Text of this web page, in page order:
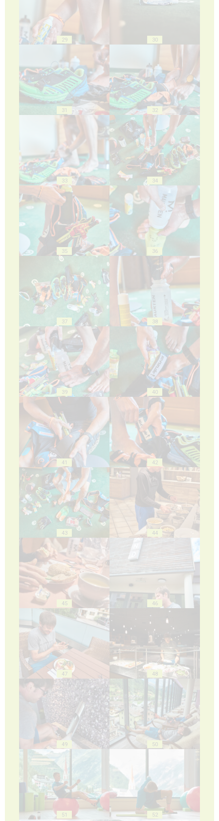
29 30
31 32
33 34
35 36
37 38
39 40
41 42
43 44
45 46
47 48
49 50
51 52